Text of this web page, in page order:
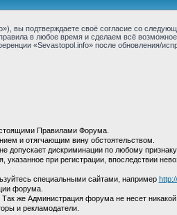
вы подтверждаете своё согласие со
в любое время и сделаем всё
«Sevastopol.info» после обновления/
Правилами Форума.
и отягчающим вину обстоятельством.
дискриминации по любому
при регистрации, впоследствии
специальными сайтами, например
форума.
же Администрация форума не несет
и рекламодатели.